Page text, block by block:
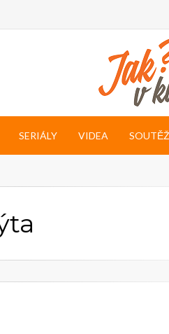
SERIÁLY VIDEA